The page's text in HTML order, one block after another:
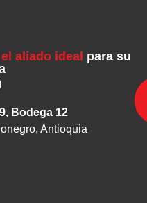
aliado ideal para su
Bodega 12
Antioquia